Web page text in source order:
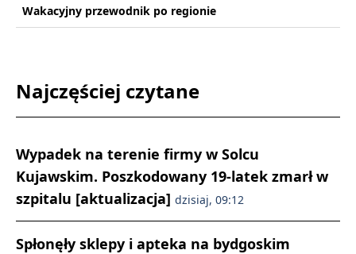
Wakacyjny przewodnik po regionie
Najczęściej czytane
Wypadek na terenie firmy w Solcu
Kujawskim. Poszkodowany 19-latek zmarł w
szpitalu [aktualizacja] dzisiaj, 09:12
Spłonęły sklepy i apteka na bydgoskim